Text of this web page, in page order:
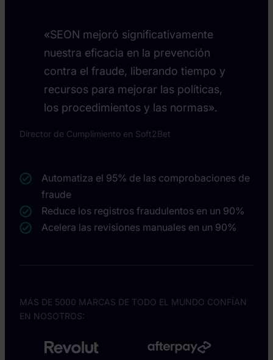
«SEON mejoró significativamente
nuestra eficacia en la prevención
contra el fraude, liberando tiempo y
recursos para mejorar las políticas,
los procedimientos y las normas».
Director de Cumplimiento en Soft2Bet
Automatiza el 95% de las comprobaciones de
fraude
Reduce los registros fraudulentos en un 90%
Acelera las revisiones manuales en un 90%
MÁS DE 5000 MARCAS DE TODO EL MUNDO CONFÍAN
EN NOSOTROS: